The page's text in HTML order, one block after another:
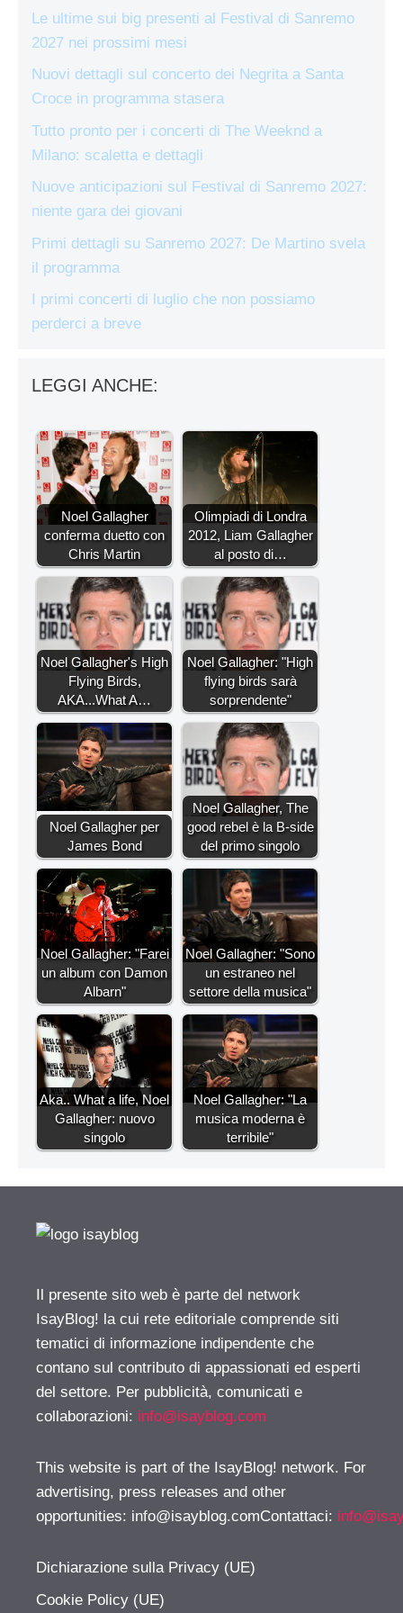
Le ultime sui big presenti al Festival di Sanremo
2027 nei prossimi mesi
Nuovi dettagli sul concerto dei Negrita a Santa
Croce in programma stasera
Tutto pronto per i concerti di The Weeknd a
Milano: scaletta e dettagli
Nuove anticipazioni sul Festival di Sanremo 2027:
niente gara dei giovani
Primi dettagli su Sanremo 2027: De Martino svela
il programma
I primi concerti di luglio che non possiamo
perderci a breve
LEGGI ANCHE:
Noel Gallagher
conferma duetto con
Chris Martin
Olimpiadi di Londra
2012, Liam Gallagher
al posto di…
Noel Gallagher's High
Flying Birds,
AKA...What A…
Noel Gallagher: "High
flying birds sarà
sorprendente"
Noel Gallagher per
James Bond
Noel Gallagher, The
good rebel è la B-side
del primo singolo
Noel Gallagher: "Farei
un album con Damon
Albarn"
Noel Gallagher: "Sono
un estraneo nel
settore della musica"
Aka.. What a life, Noel
Gallagher: nuovo
singolo
Noel Gallagher: "La
musica moderna è
terribile"
Il presente sito web è parte del network
IsayBlog! la cui rete editoriale comprende siti
tematici di informazione indipendente che
contano sul contributo di appassionati ed esperti
del settore. Per pubblicità, comunicati e
collaborazioni: info@isayblog.com
This website is part of the IsayBlog! network. For
advertising, press releases and other
opportunities: info@isayblog.comContattaci:
Dichiarazione sulla Privacy (UE)
Cookie Policy (UE)